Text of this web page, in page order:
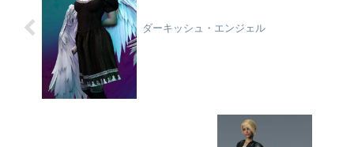
ダーキッシュ・エンジェル